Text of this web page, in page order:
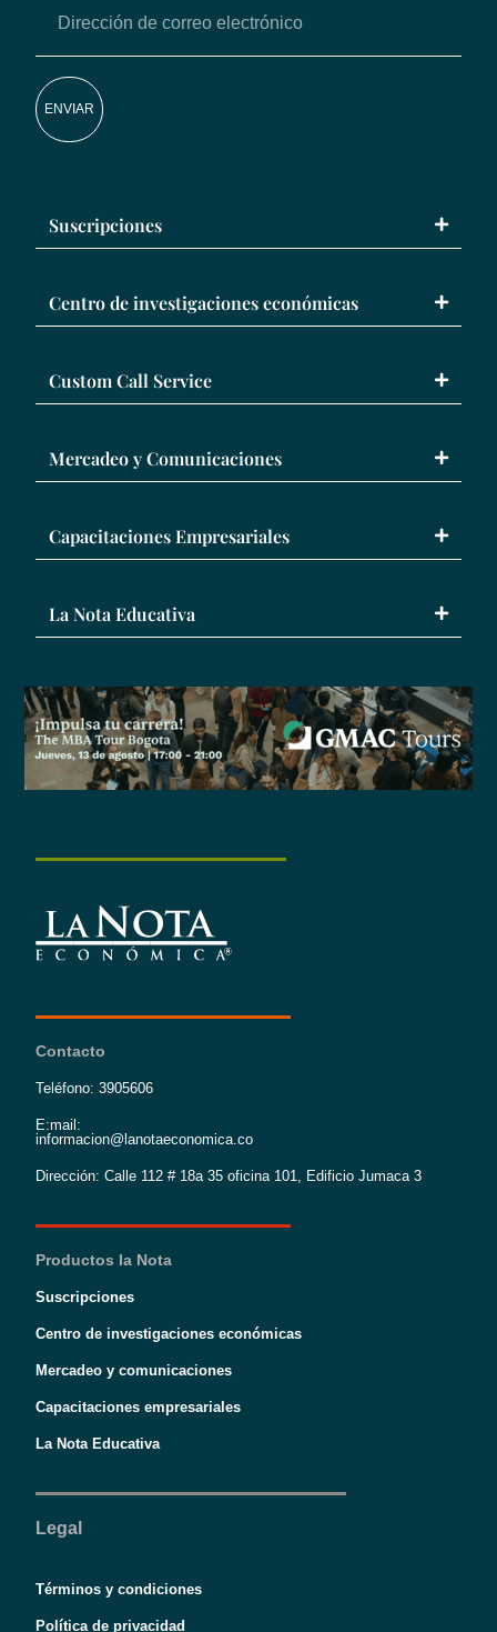
ENVIAR
Suscripciones
Centro de investigaciones económicas
Custom Call Service
Mercadeo y Comunicaciones
Capacitaciones Empresariales
La Nota Educativa
Contacto
Teléfono: 3905606
E:mail:
informacion@lanotaeconomica.co
Dirección: Calle 112 # 18a 35 oficina 101, Edificio Jumaca 3
Productos la Nota
Suscripciones
Centro de investigaciones económicas
Mercadeo y comunicaciones
Capacitaciones empresariales
La Nota Educativa
Legal
Términos y condiciones
Política de privacidad